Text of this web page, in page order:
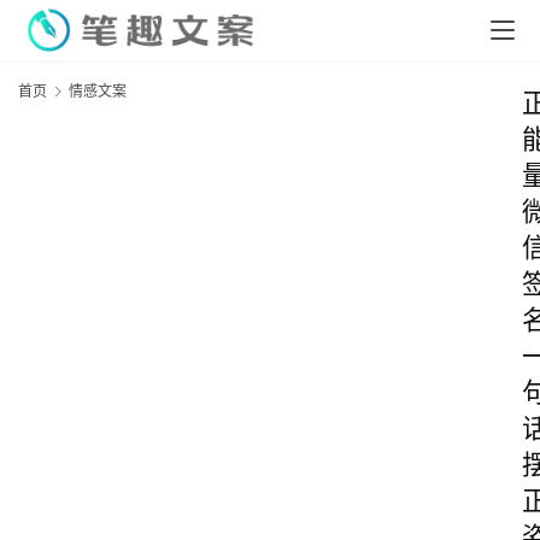
首页 情感文案